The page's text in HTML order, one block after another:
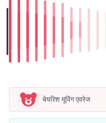
बेयरिश मूविंग एवरेज